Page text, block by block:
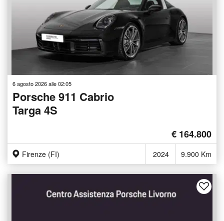
6 agosto 2026 alle 02:05
Porsche 911 Cabrio
Targa 4S
€ 164.800
Firenze (FI) 2024 9.900 Km